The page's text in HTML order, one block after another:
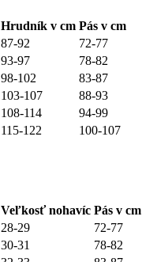
Hrudník v cm Pás v cm
87-92
72-77
93-97
78-82
98-102
83-87
103-107
88-93
108-114
94-99
115-122 100-107
Veľkosť nohavíc Pás v cm
28-29 72-77
30-31 78-82